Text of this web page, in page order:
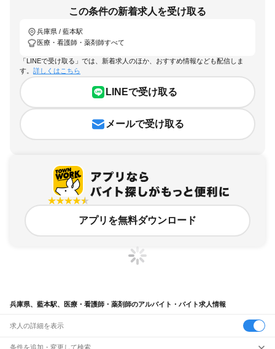
この条件の新着求人を受け取る
兵庫県 / 藍本駅
医療・看護師・薬剤師すべて
「LINEで受け取る」では、新着求人のほか、おすすめ情報なども配信しま
す。 詳しくはこちら
LINEで受け取る
メールで受け取る
アプリを無料ダウンロード
兵庫県、藍本駅、医療・看護師・薬剤師のアルバイト・バイト求人情報
求人の詳細を表示
条件を追加・変更して検索